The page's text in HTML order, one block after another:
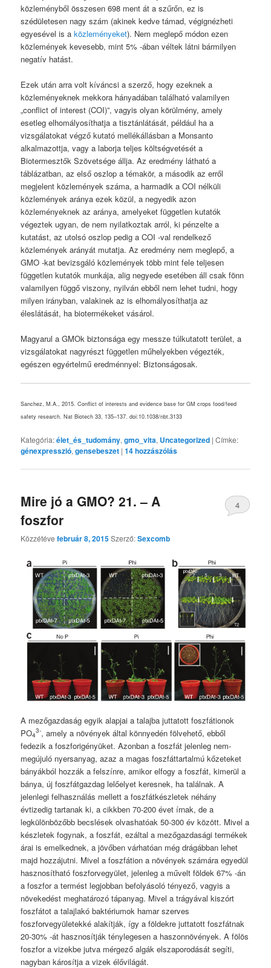
közleményből összesen 698 ment át a szűrőn, ez is
szédületesen nagy szám (akinek kedve támad, végignézheti
egyesével is aközleményeket). Nem meglepő módon ezen
közlemények kevesebb, mint 5% -ában véltek látni bármilyen
negatív hatást.
Ezek után arra volt kíváncsi a szerző, hogy ezeknek a
közleményeknek mekkora hányadában található valamilyen
„conflict of interest (COI)”, vagyis olyan körülmény, amely
esetleg elhomályosíthatja a tisztánlátását, például ha a
vizsgálatokat végző kutató mellékállásban a Monsanto
alkalmazottja, vagy a laborja teljes költségvetését a
Biotermesztők Szövetsége állja. Az eredmény látható a
táblázatban, az első oszlop a témakör, a második az erről
megjelent közlemények száma, a harmadik a COI nélküli
közlemények aránya ezek közül, a negyedik azon
közleményeknek az aránya, amelyeket független kutatók
végeztek ugyan, de nem nyilatkoztak arról, ki pénzelte a
kutatást, az utolsó oszlop pedig a COI -val rendelkező
közlemények arányát mutatja. Az eredmény nem meglepő, a
GMO -kat bevizsgáló közlemények több mint fele teljesen
független kutatók munkája, alig negyede esetében áll csak fönn
valamilyen függő viszony, nyilván ebből nem lehet tudni, hogy
milyen irányban, valakinek az is elhomályosíthatja az
éleslátását, ha biotermékeket vásárol.
Magyarul a GMOk biztonsága egy messze túlkutatott terület, a
vizsgálatokat nagyrészt független műhelyekben végezték,
egészen egyértelmű eredménnyel: Biztonságosak.
Sanchez, M.A., 2015. Conflict of interests and evidence base for GM crops food/feed
safety research. Nat Biotech 33, 135–137. doi:10.1038/nbt.3133
Kategória:élet_és_tudomány,gmo_vita, Uncategorized |Címke:
génexpresszió,gensebeszet |14hozzászólás
Mire jó a GMO? 21. – A
foszfor
Közzétévefebruár 8, 2015Szerző:Sexcomb
4
A mezőgazdaság egyik alapjai a talajba juttatott foszfátionok
PO4
3-, amely a növények által könnyedén fölvehető, ebből
fedezik a foszforigényüket. Azonban a foszfát jelenleg nem-
megújuló nyersanyag, azaz a magas foszfáttartalmú kőzeteket
bányákból hozzák a felszínre, amikor elfogy a foszfát, kimerül a
bánya, új foszfátgazdag lelőelyet keresnek, ha találnak. A
jelenlegi felhasználás mellett a foszfátkészletek néhány
évtizedig tartanak ki, a cikkben 70-200 évet írnak, de a
legkülönbözőbb becslések olvashatóak 50-300 év között. Mivel a
készletek fogynak, a foszfát, ezáltal a mezőgazdasági termékek
árai is emelkednek, a jövőben várhatóan még drágábban lehet
majd hozzájutni. Mivel a foszfátion a növények számára egyedül
hasznosítható foszforvegyület, jelenleg a művelt földek 67% -án
a foszfor a termést legjobban befolyásoló tényező, vagyis a
növekedést meghatározó tápanyag. Mivel a trágyával kiszórt
foszfátot a talajlakó baktériumok hamar szerves
foszforvegyületekké alakítják, így a földekre juttatott foszfátnak
20-30% -át hasznosítják ténylegesen a haszonnövények. A fölös
foszfor a vizekbe jutva mérgező algák elszaporodását segíti,
nagyban károsítja a vizek élővilágát.